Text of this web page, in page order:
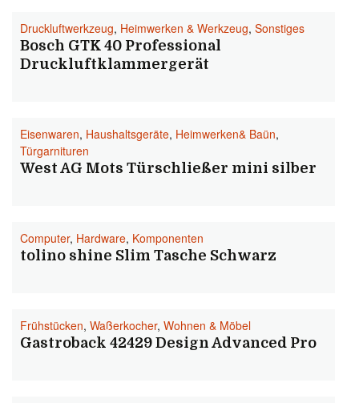
Druckluftwerkzeug, Heimwerken & Werkzeug, Sonstiges
Bosch GTK 40 Professional
Druckluftklammergerät
Eisenwaren, Haushaltsgeräte, Heimwerken& Baün,
Türgarnituren
West AG Mots Türschließer mini silber
Computer, Hardware, Komponenten
tolino shine Slim Tasche Schwarz
Frühstücken, Waßerkocher, Wohnen & Möbel
Gastroback 42429 Design Advanced Pro